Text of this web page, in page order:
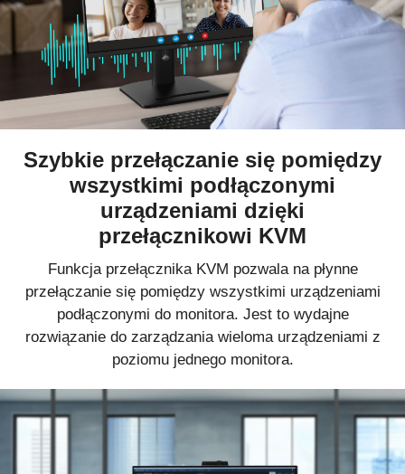
Szybkie przełączanie się pomiędzy
wszystkimi podłączonymi
urządzeniami dzięki
przełącznikowi KVM
Funkcja przełącznika KVM pozwala na płynne
przełączanie się pomiędzy wszystkimi urządzeniami
podłączonymi do monitora. Jest to wydajne
rozwiązanie do zarządzania wieloma urządzeniami z
poziomu jednego monitora.